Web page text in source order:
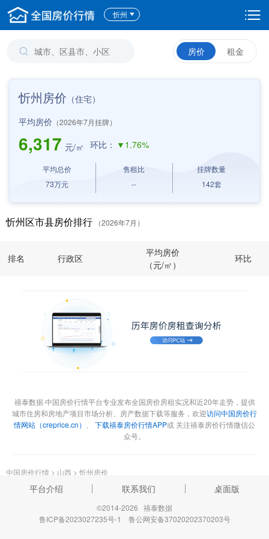
忻州
房价 租金
忻州房价 （住宅）
平均房价 （2026年7月挂牌）
6,317 元/㎡ 环比： ▼1.76%
平均总价
73万元
售租比
--
挂牌数量
142套
忻州区市县房价排行 （2026年7月）
排名 行政区
平均房价
（元/㎡）
环比
禧泰数据·中国房价行情平台专业发布全国房价房租实况和近20年走势，提供
城市住房和房地产项目市场分析、房产数据下载等服务，欢迎访问中国房价行
情网站（creprice.cn）
下载禧泰房价行情APP或 关注禧泰房价行情微信公
众号。
中国房价行情 > 山西 > 忻州房价
平台介绍 联系我们 桌面版
©2014-2026 禧泰数据
鲁ICP备2023027235号-1
鲁公网安备37020202370203号